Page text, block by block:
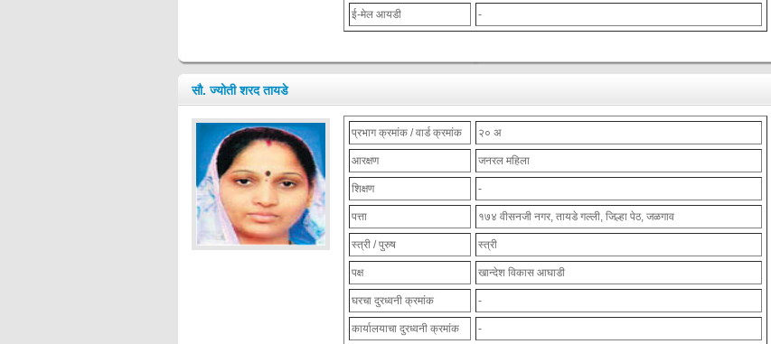
ई-मेल आयडी -
सौ. ज्योती शरद तायडे
प्रभाग क्रमांक / वार्ड क्रमांक २० अ
आरक्षण जनरल महिला
शिक्षण -
पत्ता १७४ वीसनजी नगर, तायडे गल्ली, जिल्हा पेठ, जळगाव
स्त्री / पुरुष स्त्री
पक्ष खान्देश विकास आघाडी
घरचा दुरध्वनी क्रमांक -
कार्यालयाचा दुरध्वनी क्रमांक -